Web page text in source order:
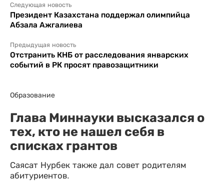
Следующая новость
Президент Казахстана поддержал олимпийца
Абзала Ажгалиева
Предыдущая новость
Отстранить КНБ от расследования январских
событий в РК просят правозащитники
Образование
Глава Миннауки высказался о
тех, кто не нашел себя в
списках грантов
Саясат Нурбек также дал совет родителям
абитуриентов.